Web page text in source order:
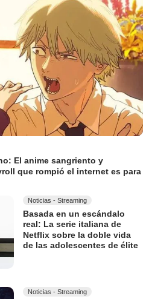
El anime sangriento y
que rompió el internet es para
Noticias - Streaming
Basada en un escándalo
real: La serie italiana de
Netflix sobre la doble vida
de las adolescentes de élite
Noticias - Streaming